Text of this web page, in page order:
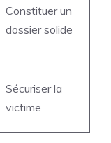
Constituer un
dossier solide
Sécuriser la
victime